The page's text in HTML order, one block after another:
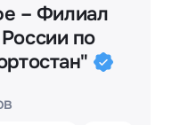
– Филиал
по